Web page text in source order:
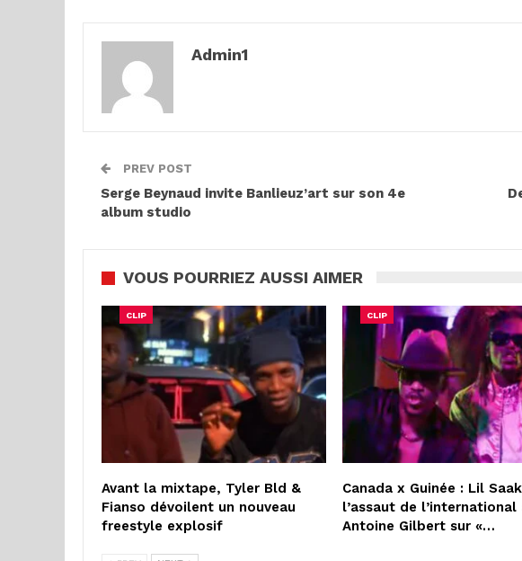
Admin1
PREV POST
Serge Beynaud invite Banlieuz’art sur son 4e
album studio
VOUS POURRIEZ AUSSI AIMER
CLIP
Avant la mixtape, Tyler Bld &
Fianso dévoilent un nouveau
freestyle explosif
CLIP
Canada x Guinée : Lil
l’assaut de l’international
Antoine Gilbert sur «…